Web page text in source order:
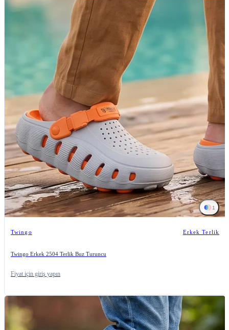
1
Twingo Erkek Terlik
Twingo Erkek 2504 Terlik Buz Turuncu
Fiyat için giriş yapın